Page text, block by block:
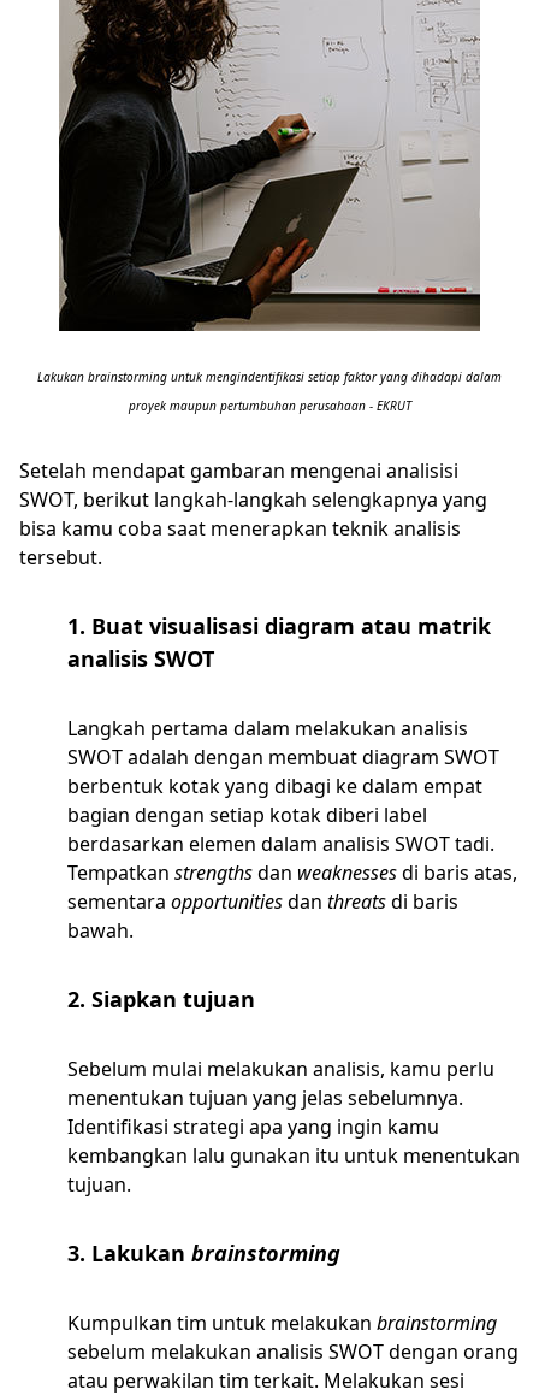
Lakukan brainstorming untuk mengindentifikasi setiap faktor yang dihadapi dalam
proyek maupun pertumbuhan perusahaan - EKRUT
Setelah mendapat gambaran mengenai analisisi
SWOT, berikut langkah-langkah selengkapnya yang
bisa kamu coba saat menerapkan teknik analisis
tersebut.
1. Buat visualisasi diagram atau matrik
analisis SWOT
Langkah pertama dalam melakukan analisis
SWOT adalah dengan membuat diagram SWOT
berbentuk kotak yang dibagi ke dalam empat
bagian dengan setiap kotak diberi label
berdasarkan elemen dalam analisis SWOT tadi.
Tempatkan strengthsdan weaknessesdi baris atas,
sementara opportunitiesdan threatsdi baris
bawah.
2. Siapkan tujuan
Sebelum mulai melakukan analisis, kamu perlu
menentukan tujuan yang jelas sebelumnya.
Identifikasi strategi apa yang ingin kamu
kembangkan lalu gunakan itu untuk menentukan
tujuan.
3. Lakukan brainstorming
Kumpulkan tim untuk melakukan brainstorming
sebelum melakukan analisis SWOT dengan orang
atau perwakilan tim terkait. Melakukan sesi